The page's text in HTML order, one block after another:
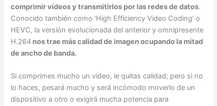
comprimir vídeos y transmitirlos por las redes de datos.
Conocido también como ‘High Efficiency Video Coding’ o
HEVC, la versión evolucionada del anterior y omnipresente
H.264 nos trae más calidad de imagen ocupando la mitad
de ancho de banda.
Si comprimes mucho un vídeo, le quitas calidad; pero si no
lo haces, pesará mucho y será incómodo moverlo de un
dispositivo a otro o exigirá mucha potencia para